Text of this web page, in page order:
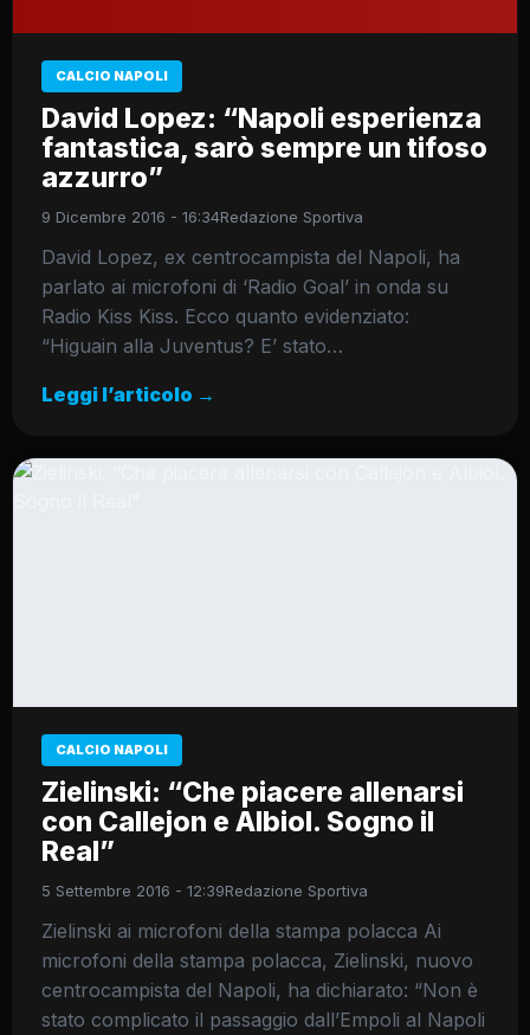
CALCIO NAPOLI
David Lopez: “Napoli esperienza
fantastica, sarò sempre un tifoso
azzurro”
9 Dicembre 2016 - 16:34Redazione Sportiva
David Lopez, ex centrocampista del Napoli, ha
parlato ai microfoni di ‘Radio Goal’ in onda su
Radio Kiss Kiss. Ecco quanto evidenziato:
“Higuain alla Juventus? E’ stato…
Leggi l’articolo →
CALCIO NAPOLI
Zielinski: “Che piacere allenarsi
con Callejon e Albiol. Sogno il
Real”
5 Settembre 2016 - 12:39Redazione Sportiva
Zielinski ai microfoni della stampa polacca Ai
microfoni della stampa polacca, Zielinski, nuovo
centrocampista del Napoli, ha dichiarato: “Non è
stato complicato il passaggio dall’Empoli al Napoli